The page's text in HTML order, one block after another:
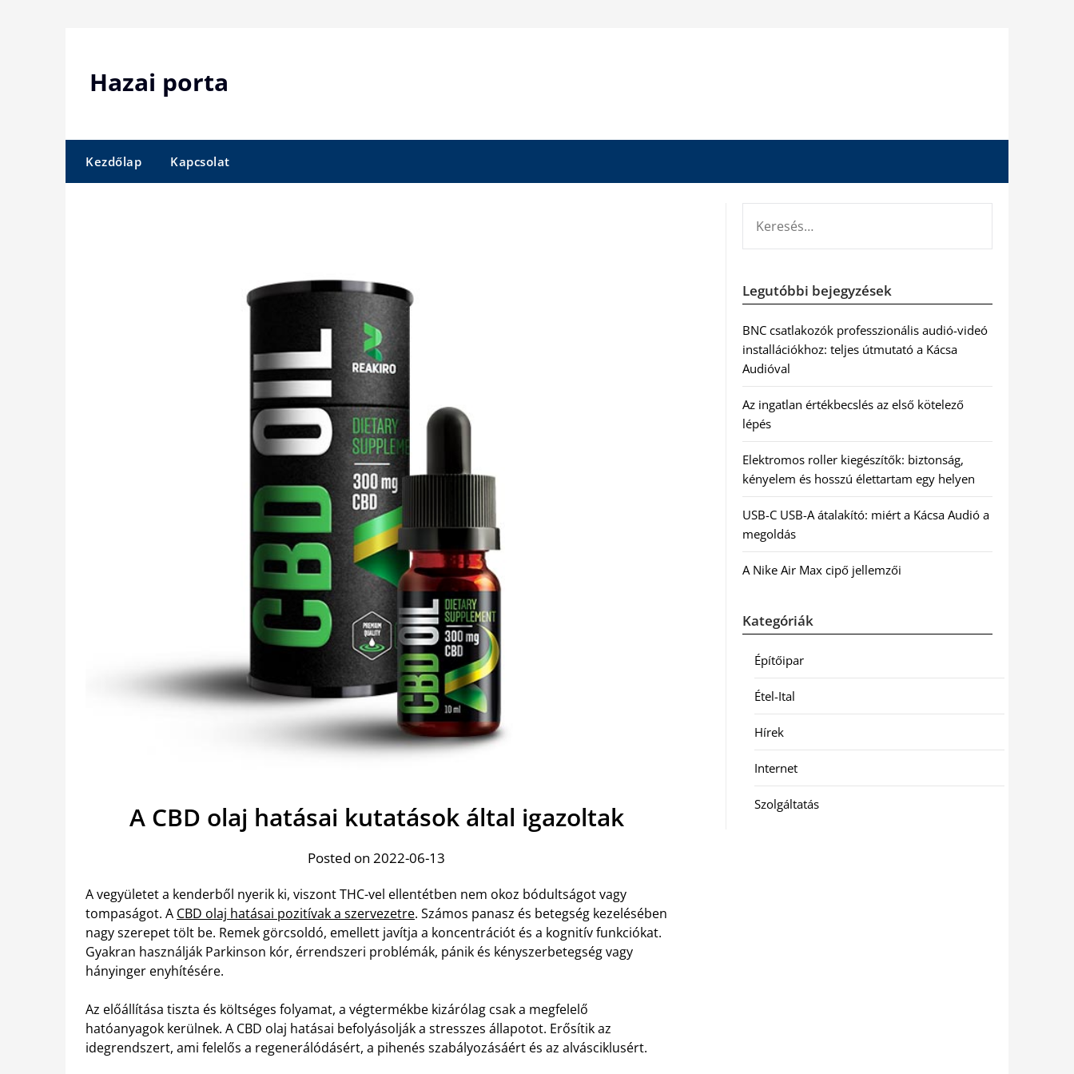
Hazai porta
Kezdőlap Kapcsolat
A CBD olaj hatásai kutatások által igazoltak
Posted on 2022-06-13
A vegyületet a kenderből nyerik ki, viszont THC-vel ellentétben nem okoz bódultságot vagy
tompaságot. A CBD olaj hatásai pozitívak a szervezetre. Számos panasz és betegség kezelésében
nagy szerepet tölt be. Remek görcsoldó, emellett javítja a koncentrációt és a kognitív funkciókat.
Gyakran használják Parkinson kór, érrendszeri problémák, pánik és kényszerbetegség vagy
hányinger enyhítésére.
Az előállítása tiszta és költséges folyamat, a végtermékbe kizárólag csak a megfelelő
hatóanyagok kerülnek. A CBD olaj hatásai befolyásolják a stresszes állapotot. Erősítik az
idegrendszert, ami felelős a regenerálódásért, a pihenés szabályozásáért és az alvásciklusért.
Legutóbbi bejegyzések
BNC csatlakozók professzionális audió-videó
installációkhoz: teljes útmutató a Kácsa
Audióval
Az ingatlan értékbecslés az első kötelező
lépés
Elektromos roller kiegészítők: biztonság,
kényelem és hosszú élettartam egy helyen
USB-C USB-A átalakító: miért a Kácsa Audió a
megoldás
A Nike Air Max cipő jellemzői
Kategóriák
Építőipar
Étel-Ital
Hírek
Internet
Szolgáltatás